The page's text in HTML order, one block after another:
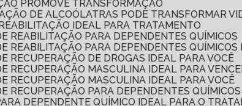
PROMOVE TRANSFORMAÇÃO
DE ALCOÓLATRAS PODE TRANSFORMAR
IDEAL PARA TRATAMENTO
REABILITAÇÃO PARA DEPENDENTES QUÍMICOS
REABILITAÇÃO PARA DEPENDENTES QUÍMICOS
RECUPERAÇÃO DE DROGAS IDEAL PARA VOCÊ
RECUPERAÇÃO MASCULINA IDEAL PARA
RECUPERAÇÃO MASCULINA IDEAL PARA VOCÊ
RECUPERAÇÃO PARA DEPENDENTES
DEPENDENTE QUÍMICO IDEAL PARA O